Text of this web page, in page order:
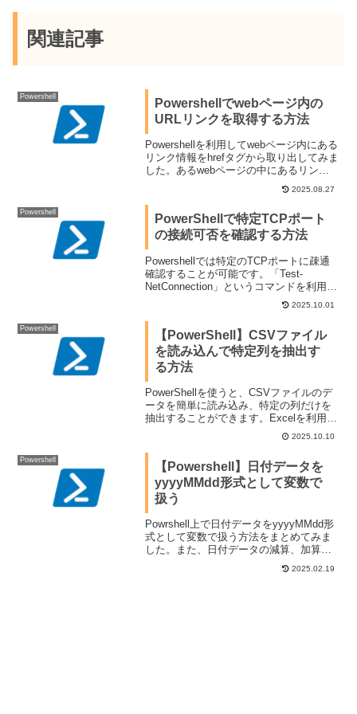
関連記事
Powershell
Powershellでwebページ内の
URLリンクを取得する方法
Powershellを利用してwebページ内にある
リンク情報をhrefタグから取り出してみま
した。あるwebページの中にあるリンク
をpowershellの変数として利用したいとい
った場面があったので試してみました。
2025.08.27
Powershell
PowerShellで特定TCPポート
の接続可否を確認する方法
Powershellでは特定のTCPポートに疎通
確認することが可能です。「Test-
NetConnection」というコマンドを利用し
ます。今回はそのコマンドを利用してイ
ンターネット向けのポート接続確認を行
ってみました。また、接続ができないと
きにはどのような表示がされるのかにつ
いても調べてみました。
2025.10.01
Powershell
【PowerShell】CSVファイル
を読み込んで特定列を抽出す
る方法
PowerShellを使うと、CSVファイルのデ
ータを簡単に読み込み、特定の列だけを
抽出することができます。Excelを利用し
なくてもコマンド1つでデータを扱えるた
め、業務自動化やログ解析などに非常に
便利です。この記事では、Import-Csv コ
マンドレットを使って特定列を抽出する
方法を紹介します。
2025.10.10
Powershell
【Powershell】日付データを
yyyyMMdd形式として変数で
扱う
Powrshell上で日付データをyyyyMMdd形
式として変数で扱う方法をまとめてみま
した。また、日付データの減算、加算方
2025.02.19